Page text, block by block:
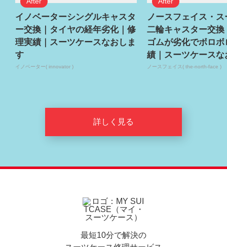
イノベーターシングルキャスタ
ー交換｜タイヤの経年劣化｜修
理実績｜スーツケースなおしま
す
イノベーター( innovator )
ノースフェイス・
二輪キャスター交換
ゴムが劣化でボロ
績｜スーツケースな
ノースフェイス( the-north-face )
詳しく見る
最短10分で解決の